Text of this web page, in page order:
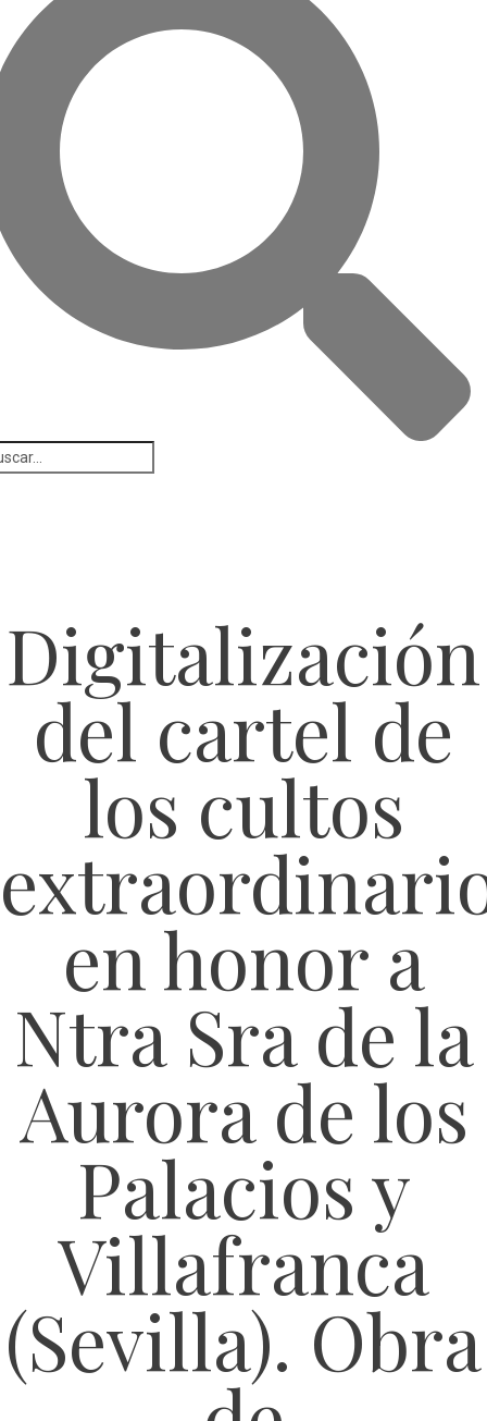
Digitalización
del cartel de
los cultos
en honor a
Ntra Sra de la
Aurora de los
Palacios y
Villafranca
(Sevilla). Obra